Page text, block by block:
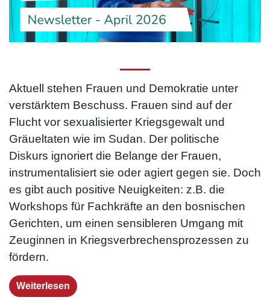
Aktuell stehen Frauen und Demokratie unter
verstärktem Beschuss. Frauen sind auf der
Flucht vor sexualisierter Kriegsgewalt und
Gräueltaten wie im Sudan. Der politische
Diskurs ignoriert die Belange der Frauen,
instrumentalisiert sie oder agiert gegen sie. Doch
es gibt auch positive Neuigkeiten: z.B. die
Workshops für Fachkräfte an den bosnischen
Gerichten, um einen sensibleren Umgang mit
Zeuginnen in Kriegs­verbrechens­prozessen zu
fördern.
Weiterlesen